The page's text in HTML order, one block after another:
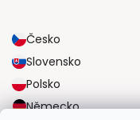
Česko
Slovensko
Polsko
Německo